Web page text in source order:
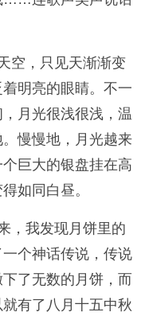
空，只见天渐渐变
明亮的眼睛。不一
月光很浅很浅，温
慢慢地，月光越来
巨大的银盘挂在高
如同白昼。
，我发现月饼里的
个神话传说，传说
了无数的月饼，而
有了八月十五中秋